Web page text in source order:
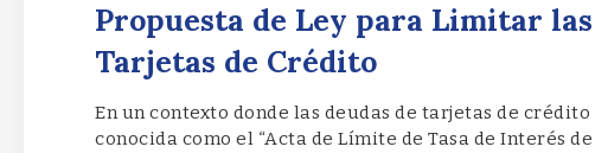
Propuesta de Ley para Limitar
Tarjetas de Crédito
En un contexto donde las deudas de tarjetas de
conocida como el “Acta de Límite de Tasa de Interés